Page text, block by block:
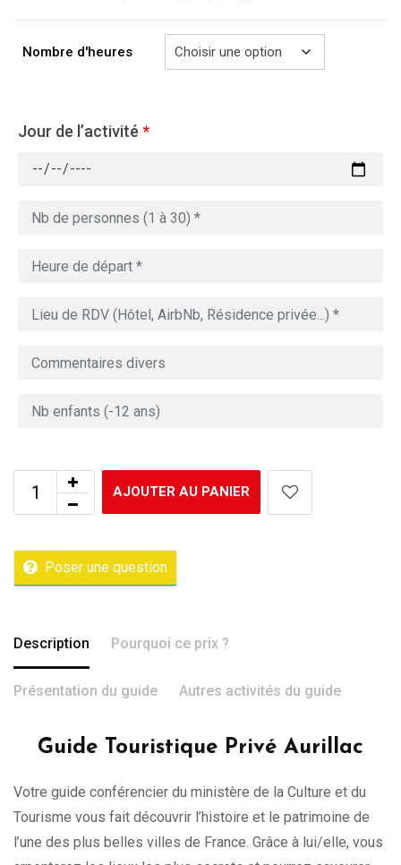
729.00€
Nombre d'heures
Jour de l’activité *
AJOUTER AU PANIER
Poser une question
Description Pourquoi ce prix ?
Présentation du guide Autres activités du guide
Guide Touristique Privé Aurillac
Votre guide conférencier du ministère de la Culture et du
Tourisme vous fait découvrir l’histoire et le patrimoine de
l’une des plus belles villes de France. Grâce à lui/elle, vous